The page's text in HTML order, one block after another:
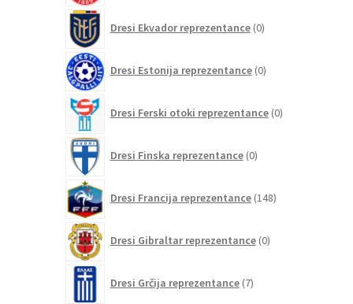
Dresi Ekvador reprezentance 0izdelkov
Dresi Estonija reprezentance 0izdelkov
Dresi Ferski otoki reprezentance 0izdelkov
Dresi Finska reprezentance 0izdelkov
Dresi Francija reprezentance 148izdelkov
Dresi Gibraltar reprezentance 0izdelkov
Dresi Grčija reprezentance 7izdelkov